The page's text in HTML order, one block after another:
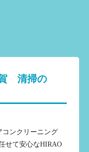
清掃の
ンクリーニング
て安心なHIRAO